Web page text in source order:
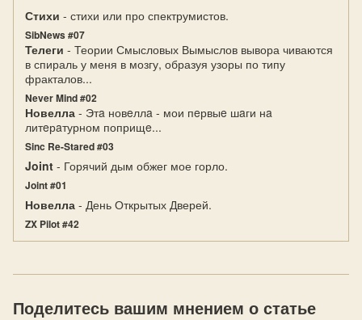
Стихи - стихи или про спектрумистов.
SibNews #07
Телеги - Теории Смысловых Вымыслов вывора чиваются
в спираль у меня в мозгу, образуя узоры по типу
фракталов...
Never Mind #02
Новелла - Этa новeллa - мои пeрвыe шaги нa
литeрaтурном поприщe...
Sinc Re-Stared #03
Joint - Горячий дым обжег мое горло.
Joint #01
Новелла - День Открытых Дверей.
ZX Pilot #42
Поделитесь вашим мнением о статье